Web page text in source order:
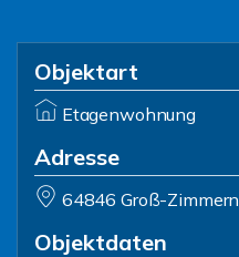
Objektart
Etagenwohnung
Adresse
64846 Groß-Zimmern
Objektdaten